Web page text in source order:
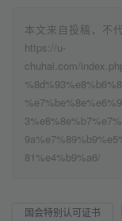
本文来自投稿，不
https://u-
chuhai.com/
81%e4%b9%a6/
国会特别认可证书